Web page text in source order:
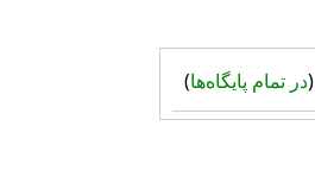
(در تمام پایگاه‌ها)